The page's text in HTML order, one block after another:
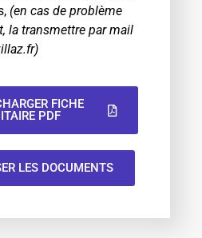
(en cas de problème
la transmettre par mail
FICHE
PDF
LES DOCUMENTS